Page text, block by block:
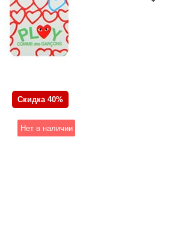
Скидка 40%
Нет в наличии